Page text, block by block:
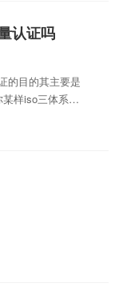
认证吗
的目的其主要是
样iso三体系认
证现在大部分汽